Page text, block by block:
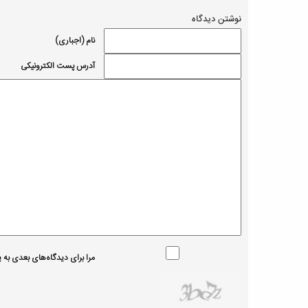
نوشتن دیدگاه
نام (اجباری)
آدرس پست الکترونیکی
مرا برای دیدگاه‌های بعدی به